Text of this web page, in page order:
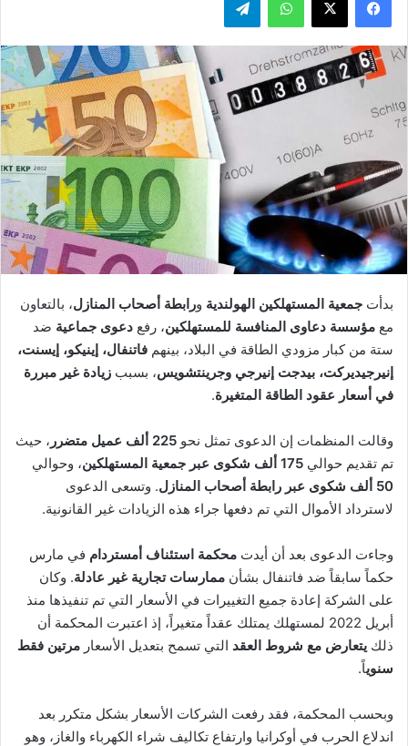
بدأت جمعية المستهلكين الهولندية ورابطة أصحاب المنازل، بالتعاون
مع مؤسسة دعاوى المنافسة للمستهلكين، رفع دعوى جماعية ضد
ستة من كبار مزودي الطاقة في البلاد، بينهم فاتنفال، إينيكو، إيسنت،
إنيرجيديركت، بيدجت إنيرجي وجرينتشويس، بسبب زيادة غير مبررة
في أسعار عقود الطاقة المتغيرة.
وقالت المنظمات إن الدعوى تمثل نحو 225 ألف عميل متضرر
، حيث
تم تقديم حوالي 175 ألف شكوى عبر جمعية المستهلكين
، وحوالي
50 ألف شكوى عبر رابطة أصحاب المنازل
. وتسعى الدعوى
لاسترداد الأموال التي تم دفعها جراء هذه الزيادات غير القانونية.
وجاءت الدعوى بعد أن أيدت محكمة استئناف أمستردام في مارس
حكماً سابقاً ضد فاتنفال بشأن ممارسات تجارية غير عادلة. وكان
على الشركة إعادة جميع التغييرات في الأسعار التي تم تنفيذها منذ
أبريل 2022 لمستهلك يمتلك عقداً متغيراً، إذ اعتبرت المحكمة أن
ذلك يتعارض مع شروط العقد التي تسمح بتعديل الأسعار مرتين فقط
سنوياً.
وبحسب المحكمة، فقد رفعت الشركات الأسعار بشكل متكرر بعد
اندلاع الحرب في أوكرانيا وارتفاع تكاليف شراء الكهرباء والغاز، وهو